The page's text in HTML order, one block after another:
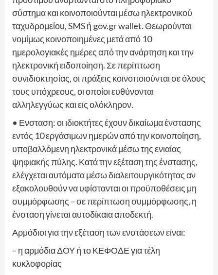
σύστημα και κοινοποιούνται μέσω ηλεκτρονικού
ταχυδρομείου, SMS ή gov.gr wallet. Θεωρούνται
νομίμως κοινοποιημένες μετά από 10
ημερολογιακές ημέρες από την ανάρτηση και την
ηλεκτρονική ειδοποίηση. Σε περίπτωση
συνιδιοκτησίας, οι πράξεις κοινοποιούνται σε όλους
τους υπόχρεους, οι οποίοι ευθύνονται
αλληλεγγύως και εις ολόκληρον.
• Ενσταση: οι ιδιοκτήτες έχουν δικαίωμα ένστασης
εντός 10 εργάσιμων ημερών από την κοινοποίηση,
υποβαλλόμενη ηλεκτρονικά μέσω της ενιαίας
ψηφιακής πύλης. Κατά την εξέταση της ένστασης,
ελέγχεται αυτόματα μέσω διαλειτουργικότητας αν
εξακολουθούν να υφίστανται οι προϋποθέσεις μη
συμμόρφωσης – σε περίπτωση συμμόρφωσης, η
ένσταση γίνεται αυτοδίκαια αποδεκτή.
Αρμόδιοι για την εξέταση των ενστάσεων είναι:
– η αρμόδια ΔΟΥ ή το ΚΕΦΟΔΕ για τέλη
κυκλοφορίας